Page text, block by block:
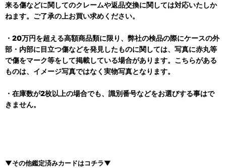
来る傷などに関してのクレームや返品交換に関しては対応いたしか
ねます。ご了承の上お買い求めください。
・20万円を超える高額商品類に限り、弊社の検品の際にケースの外
部・内部に目立つ傷などを発見したものに関しては、写真に赤丸等
で傷をマーク等をして掲載している場合があります。こちらがある
ものは、イメージ写真ではなく実物写真となります。
・在庫数が2枚以上の場合でも、識別番号などをお選びする事はで
きません。
▼その他鑑定済みカードはコチラ▼